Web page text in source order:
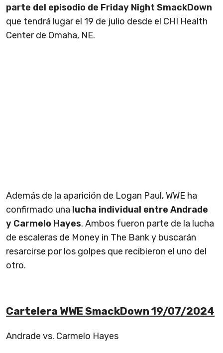
parte del episodio de Friday Night SmackDown
que tendrá lugar el 19 de julio desde el CHI Health
Center de Omaha, NE.
Además de la aparición de Logan Paul, WWE ha
confirmado una lucha individual entre Andrade
y Carmelo Hayes. Ambos fueron parte de la lucha
de escaleras de Money in The Bank y buscarán
resarcirse por los golpes que recibieron el uno del
otro.
Cartelera WWE SmackDown 19/07/2024
Andrade vs. Carmelo Hayes